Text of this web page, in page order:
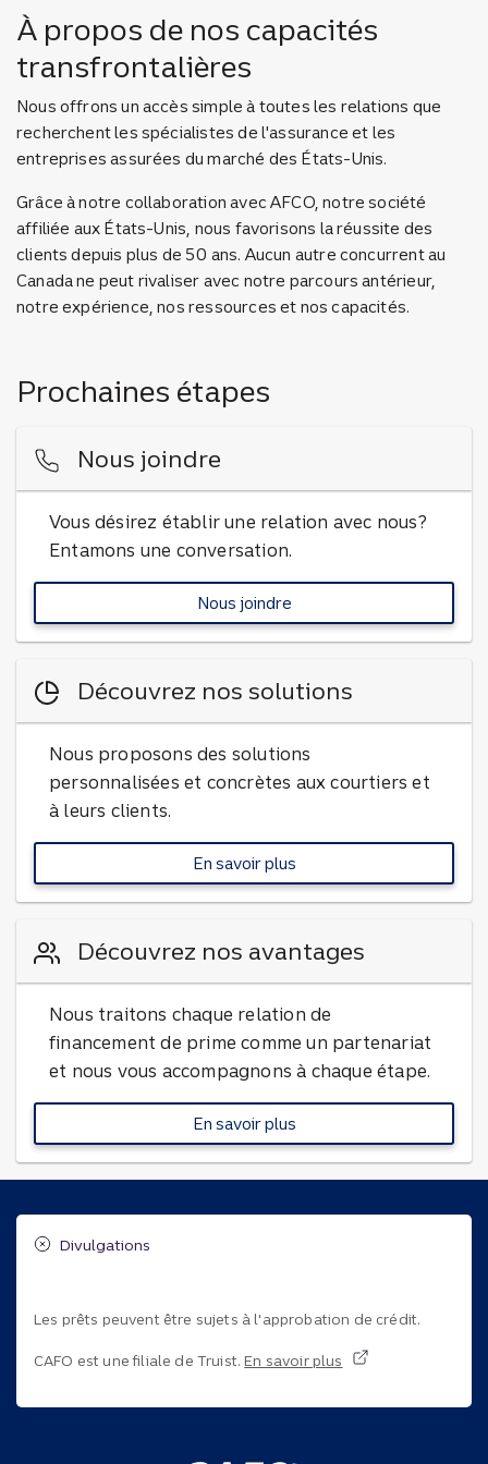
À propos de nos capacités
transfrontalières
Nous offrons un accès simple à toutes les relations que
recherchent les spécialistes de l'assurance et les
entreprises assurées du marché des États-Unis.
Grâce à notre collaboration avec AFCO, notre société
affiliée aux États-Unis, nous favorisons la réussite des
clients depuis plus de 50 ans. Aucun autre concurrent au
Canada ne peut rivaliser avec notre parcours antérieur,
notre expérience, nos ressources et nos capacités.
Prochaines étapes
Nous joindre
Vous désirez établir une relation avec nous?
Entamons une conversation.
Nous joindrepour en savoir plus
Découvrez nos solutions
Nous proposons des solutions
personnalisées et concrètes aux courtiers et
à leurs clients.
En savoir plussur nos solutions
Découvrez nos avantages
Nous traitons chaque relation de
financement de prime comme un partenariat
et nous vous accompagnons à chaque étape.
En savoir plusà propos de nos avantages
Divulgations
Les prêts peuvent être sujets à l'approbation de crédit.
CAFO est une filiale de Truist. En savoir plus